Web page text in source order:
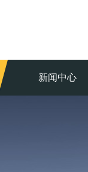
新闻中心